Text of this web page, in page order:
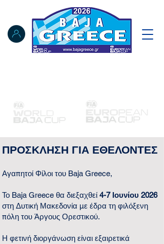
ΠΡΟΣΚΛΗΣΗ ΓΙΑ ΕΘΕΛΟΝΤΕΣ
Αγαπητοί Φίλοι του Baja Greece,
Το Baja Greece θα διεξαχθεί 4-7 Ιουνίου 2026
στη Δυτική Μακεδονία με έδρα τη φιλόξενη
πόλη του Άργους Ορεστικού.
Η φετινή διοργάνωση είναι εξαιρετικά